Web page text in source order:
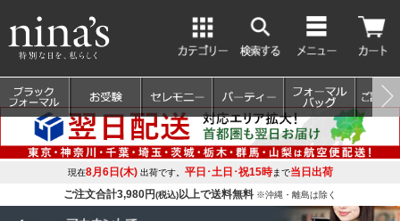
現在8月6日(木)出荷です。 平日･土日･祝15時まで当日出荷
ご注文合計3,980円(税込)以上で送料無料 ※沖縄・離島は除く